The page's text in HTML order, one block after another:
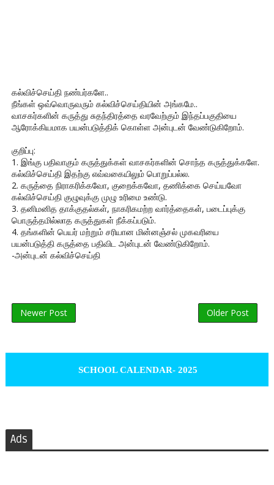
கல்விச்செய்தி நண்பர்களே..
நீங்கள் ஒவ்வொருவரும் கல்விச்செய்தியின் அங்கமே..
வாசகர்களின் கருத்து சுதந்திரத்தை வரவேற்கும் இந்தப்பகுதியை
ஆரோக்கியமாக பயன்படுத்திக் கொள்ள அன்புடன் வேண்டுகிறோம்.
குறிப்பு:
1. இங்கு பதிவாகும் கருத்துக்கள் வாசகர்களின் சொந்த கருத்துக்களே.
கல்விச்செய்தி இதற்கு எவ்வகையிலும் பொறுப்பல்ல.
2. கருத்தை நிராகரிக்கவோ, குறைக்கவோ, தணிக்கை செய்யவோ
கல்விச்செய்தி குழுவுக்கு முழு உரிமை உண்டு.
3. தனிமனித தாக்குதல்கள், நாகரிகமற்ற வார்த்தைகள், படைப்புக்கு
பொருத்தமில்லாத கருத்துகள் நீக்கப்படும்.
4. தங்களின் பெயர் மற்றும் சரியான மின்னஞ்சல் முகவரியை
பயன்படுத்தி கருத்தை பதிவிட அன்புடன் வேண்டுகிறோம்.
-அன்புடன் கல்விச்செய்தி
Newer Post Older Post
SCHOOL CALENDAR- 2025
Ads